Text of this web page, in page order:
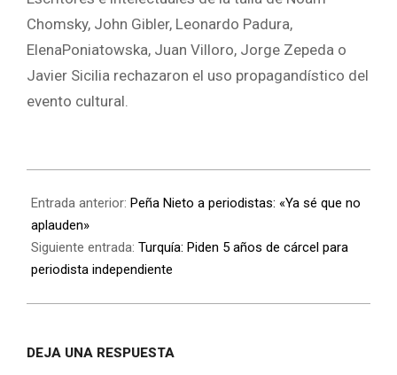
Chomsky, John Gibler, Leonardo Padura,
ElenaPoniatowska, Juan Villoro, Jorge Zepeda o
Javier Sicilia rechazaron el uso propagandístico del
evento cultural.
Entrada anterior: Peña Nieto a periodistas: «Ya sé que no
aplauden»
Siguiente entrada: Turquía: Piden 5 años de cárcel para
periodista independiente
DEJA UNA RESPUESTA